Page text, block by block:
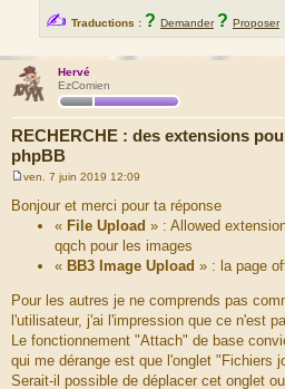
✍ Traductions : ? Demander ? Proposer
Hervé
EzComien
RECHERCHE : des extensions
phpBB
e
s
ven. 7 juin 2019 12:09
Bonjour et merci pour ta réponse
« File Upload » : Allowed
qqch pour les images
« BB3 Image Upload » : la page
Pour les autres je ne comprends pas
l'utilisateur, j'ai l'impression que ce n'est
Le fonctionnement "Attach" de base
qui me dérange est que l'onglet "Fichiers
Serait-il possible de déplacer cet onglet